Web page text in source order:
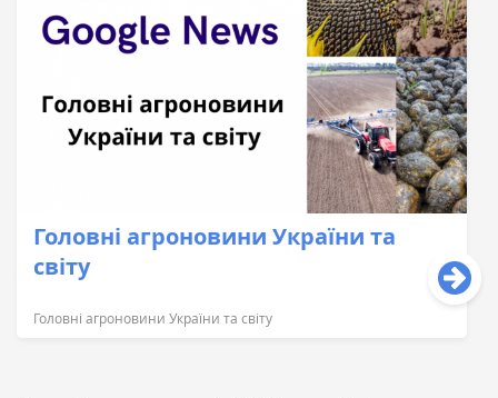
Головні агроновини України та
світу
Головні агроновини України та світу